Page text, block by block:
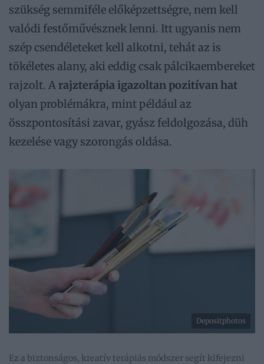
szükség semmiféle előképzettségre, nem kell
valódi festőművésznek lenni. Itt ugyanis nem
szép csendéleteket kell alkotni, tehát az is
tökéletes alany, aki eddig csak pálcikaembereket
rajzolt. A rajzterápia igazoltan pozitívan hat
olyan problémákra, mint például az
összpontosítási zavar, gyász feldolgozása, düh
kezelése vagy szorongás oldása.
Depositphotos
Ez a biztonságos, kreatív terápiás módszer segít kifejezni